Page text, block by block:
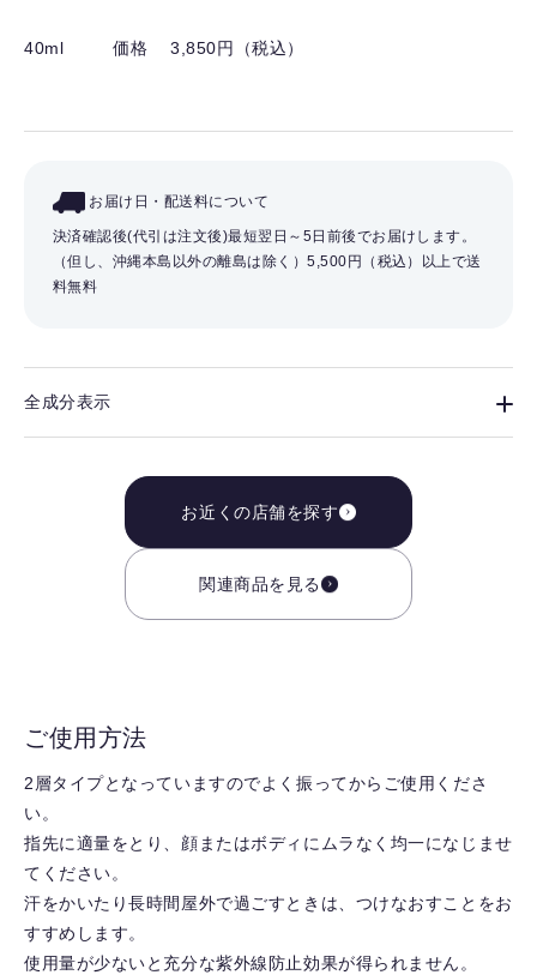
40ml 価格 3,850円（税込）
お届け日・配送料について
決済確認後(代引は注文後)最短翌日～5日前後でお届けします。
（但し、沖縄本島以外の離島は除く）5,500円（税込）以上で送
料無料
全成分表示
お近くの店舗を探す
関連商品を見る
ご使用方法
2層タイプとなっていますのでよく振ってからご使用くださ
い。
指先に適量をとり、顔またはボディにムラなく均一になじませ
てください。
汗をかいたり長時間屋外で過ごすときは、つけなおすことをお
すすめします。
使用量が少ないと充分な紫外線防止効果が得られません。